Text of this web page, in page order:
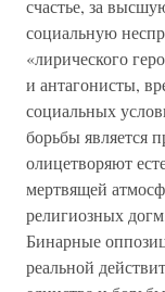
счастье, за
социальную
«лирического
и антагонисты,
социальных
борьбы является
олицетворяют
мертвящей
религиозных
Бинарные
реальной